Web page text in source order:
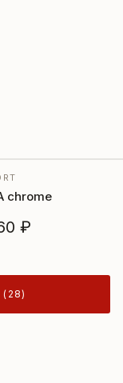
chrome
₽